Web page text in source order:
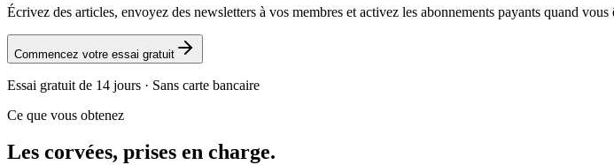
Écrivez des articles, envoyez des newsletters à vos membres et activez les abonnements payants quand
Commencez votre essai gratuit
Essai gratuit de 14 jours · Sans carte bancaire
Ce que vous obtenez
Les corvées, prises en charge.